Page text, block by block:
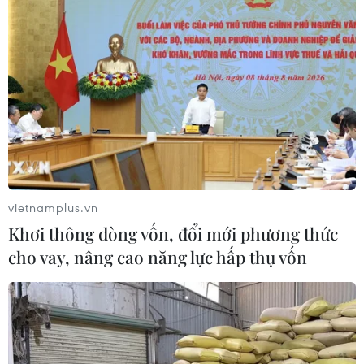
vietnamplus.vn
Khơi thông dòng vốn, đổi mới phương thức
cho vay, nâng cao năng lực hấp thụ vốn